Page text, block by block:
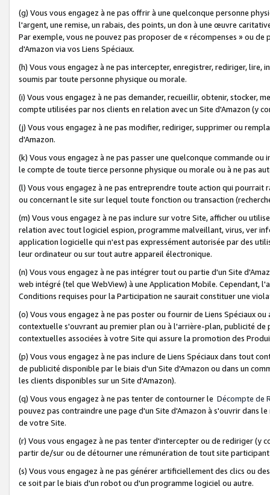
(g) Vous vous engagez à ne pas offrir à une quelconque personne
l'argent, une remise, un rabais, des points, un don à une œuvre
Par exemple, vous ne pouvez pas proposer de « récompenses » ou
d'Amazon via vos Liens Spéciaux.
(h) Vous vous engagez à ne pas intercepter, enregistrer, rediriger,
soumis par toute personne physique ou morale.
(i) Vous vous engagez à ne pas demander, recueillir, obtenir, stocker,
compte utilisées par nos clients en relation avec un Site d'Amazon (y
(j) Vous vous engagez à ne pas modifier, rediriger, supprimer ou
d'Amazon.
(k) Vous vous engagez à ne pas passer une quelconque commande
le compte de toute tierce personne physique ou morale ou à ne pas
(l) Vous vous engagez à ne pas entreprendre toute action qui
ou concernant le site sur lequel toute fonction ou transaction
(m) Vous vous engagez à ne pas inclure sur votre Site, afficher ou
relation avec tout logiciel espion, programme malveillant, virus, ver
application logicielle qui n'est pas expressément autorisée par des
leur ordinateur ou sur tout autre appareil électronique.
(n) Vous vous engagez à ne pas intégrer tout ou partie d'un Site
web intégré (tel que WebView) à une Application Mobile. Cependant,
Conditions requises pour la Participation ne saurait constituer une
(o) Vous vous engagez à ne pas poster ou fournir de Liens Spéciaux
contextuelle s'ouvrant au premier plan ou à l'arrière-plan, publicité
contextuelles associées à votre Site qui assure la promotion des
(p) Vous vous engagez à ne pas inclure de Liens Spéciaux dans tout
de publicité disponible par le biais d'un Site d'Amazon ou dans un
les clients disponibles sur un Site d'Amazon).
(q) Vous vous engagez à ne pas tenter de contourner le Décompte de
pouvez pas contraindre une page d'un Site d'Amazon à s'ouvrir dans
de votre Site.
(r) Vous vous engagez à ne pas tenter d'intercepter ou de rediriger
partir de/sur ou de détourner une rémunération de tout site
(s) Vous vous engagez à ne pas générer artificiellement des clics ou
ce soit par le biais d'un robot ou d'un programme logiciel ou autre.